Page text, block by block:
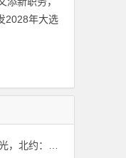
是核威慑！